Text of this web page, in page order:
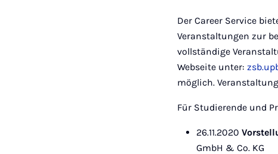
Der Career Service
Veranstaltungen zur
vollständige
Webseite unter:
möglich.
Für Studierende und
26.11.2020
GmbH & Co. KG